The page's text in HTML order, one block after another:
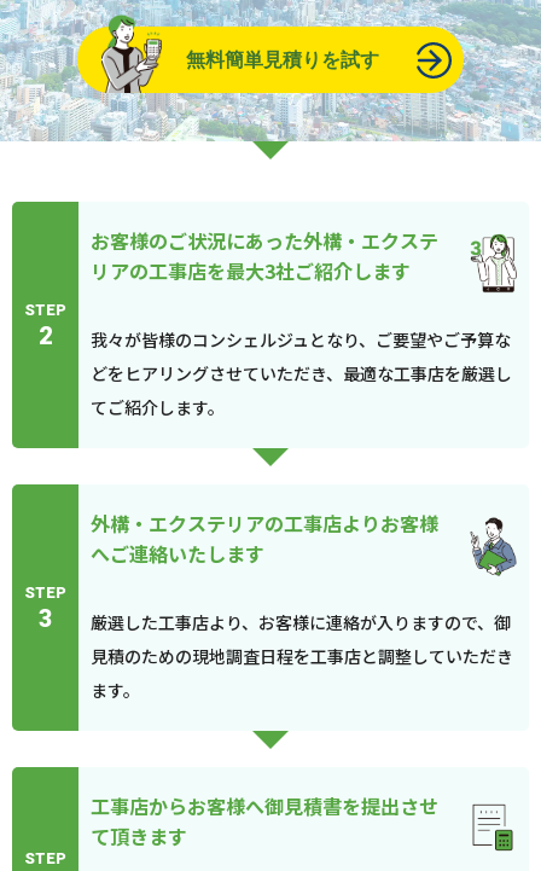
無料簡単見積りを試す
STEP
2
お客様のご状況にあった外構・エクステ
リアの工事店を最大3社ご紹介します
我々が皆様のコンシェルジュとなり、ご要望やご予算な
どをヒアリングさせていただき、最適な工事店を厳選し
てご紹介します。
STEP
3
外構・エクステリアの工事店よりお客様
へご連絡いたします
厳選した工事店より、お客様に連絡が入りますので、御
見積のための現地調査日程を工事店と調整していただき
ます。
STEP
工事店からお客様へ御見積書を提出させ
て頂きます